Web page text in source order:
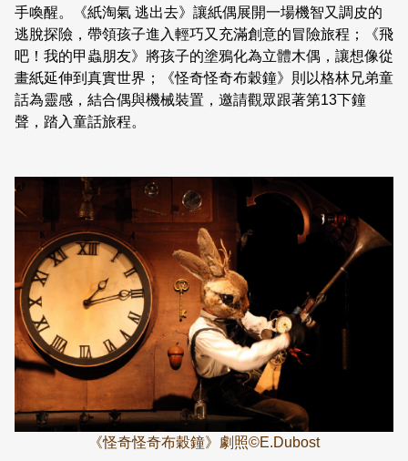
手喚醒。《紙淘氣 逃出去》讓紙偶展開一場機智又調皮的
逃脫探險，帶領孩子進入輕巧又充滿創意的冒險旅程；《飛
吧！我的甲蟲朋友》將孩子的塗鴉化為立體木偶，讓想像從
畫紙延伸到真實世界；《怪奇怪奇布穀鐘》則以格林兄弟童
話為靈感，結合偶與機械裝置，邀請觀眾跟著第13下鐘
聲，踏入童話旅程。
《怪奇怪奇布穀鐘》劇照©E.Dubost